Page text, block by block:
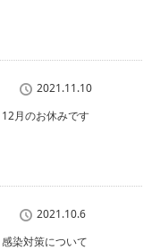
2021.11.10
12月のお休みです
2021.10.6
感染対策について